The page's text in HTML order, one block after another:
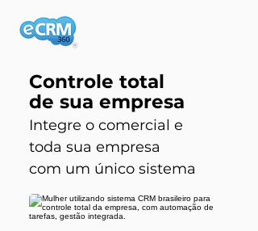
Controle total
de sua empresa
Integre o comercial e
toda sua empresa
com um único sistema